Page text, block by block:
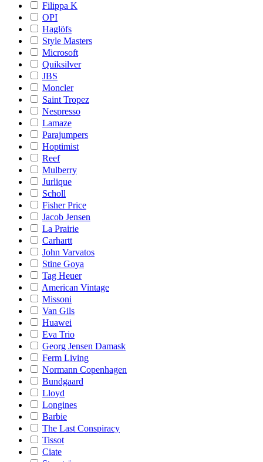
Filippa K
OPI
Haglöfs
Style Masters
Microsoft
Quiksilver
JBS
Moncler
Saint Tropez
Nespresso
Lamaze
Parajumpers
Hoptimist
Reef
Mulberry
Jurlique
Scholl
Fisher Price
Jacob Jensen
La Prairie
Carhartt
John Varvatos
Stine Goya
Tag Heuer
American Vintage
Missoni
Van Gils
Huawei
Eva Trio
Georg Jensen Damask
Ferm Living
Normann Copenhagen
Bundgaard
Lloyd
Longines
Barbie
The Last Conspiracy
Tissot
Ciate